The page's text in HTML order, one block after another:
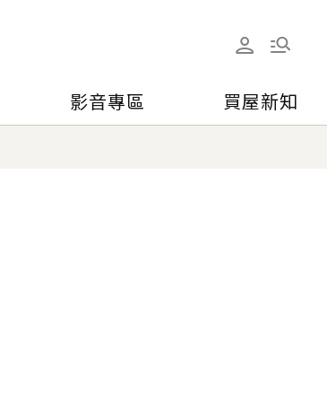
影音專區 買屋新知